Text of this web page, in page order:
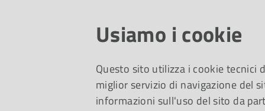
Usiamo i cookie
Questo sito utilizza i cookie tecnici
miglior servizio di navigazione del
informazioni sull'uso del sito da